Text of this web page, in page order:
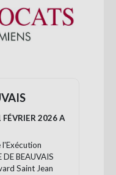
FÉVRIER 2026 A
l'Exécution
BEAUVAIS
Saint Jean